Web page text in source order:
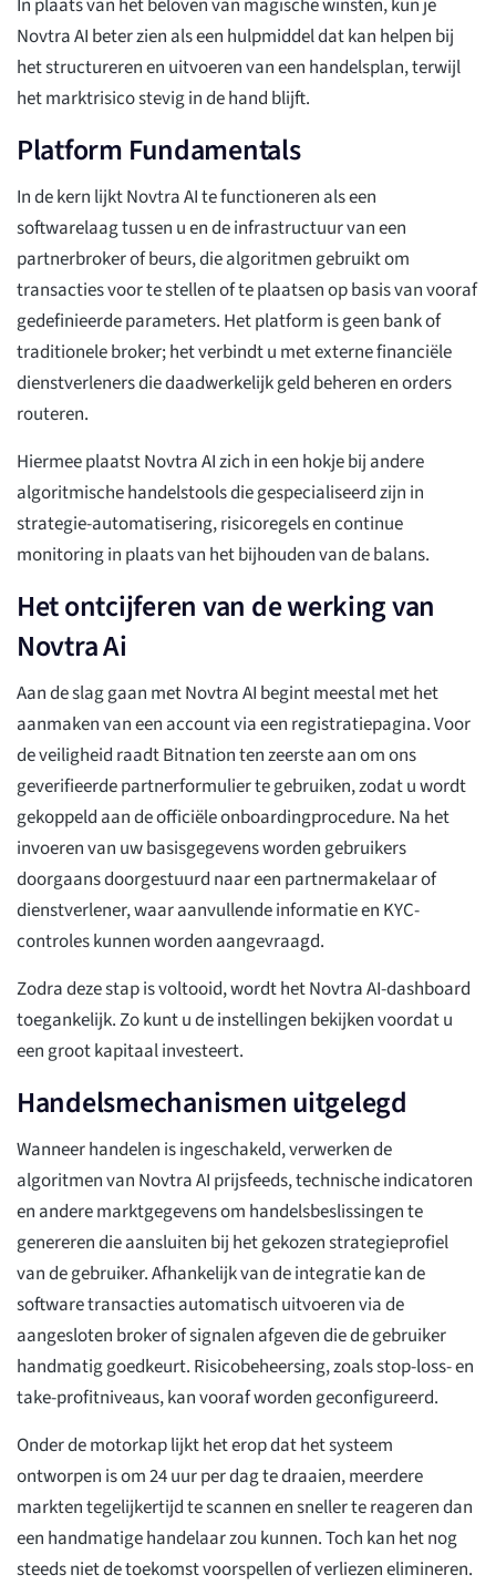
In plaats van het beloven van magische winsten, kun je
Novtra AI beter zien als een hulpmiddel dat kan helpen bij
het structureren en uitvoeren van een handelsplan, terwijl
het marktrisico stevig in de hand blijft.
Platform Fundamentals
In de kern lijkt Novtra AI te functioneren als een
softwarelaag tussen u en de infrastructuur van een
partnerbroker of beurs, die algoritmen gebruikt om
transacties voor te stellen of te plaatsen op basis van vooraf
gedefinieerde parameters. Het platform is geen bank of
traditionele broker; het verbindt u met externe financiële
dienstverleners die daadwerkelijk geld beheren en orders
routeren.
Hiermee plaatst Novtra AI zich in een hokje bij andere
algoritmische handelstools die gespecialiseerd zijn in
strategie-automatisering, risicoregels en continue
monitoring in plaats van het bijhouden van de balans.
Het ontcijferen van de werking van
Novtra Ai
Aan de slag gaan met Novtra AI begint meestal met het
aanmaken van een account via een registratiepagina. Voor
de veiligheid raadt Bitnation ten zeerste aan om ons
geverifieerde partnerformulier te gebruiken, zodat u wordt
gekoppeld aan de officiële onboardingprocedure. Na het
invoeren van uw basisgegevens worden gebruikers
doorgaans doorgestuurd naar een partnermakelaar of
dienstverlener, waar aanvullende informatie en KYC-
controles kunnen worden aangevraagd.
Zodra deze stap is voltooid, wordt het Novtra AI-dashboard
toegankelijk. Zo kunt u de instellingen bekijken voordat u
een groot kapitaal investeert.
Handelsmechanismen uitgelegd
Wanneer handelen is ingeschakeld, verwerken de
algoritmen van Novtra AI prijsfeeds, technische indicatoren
en andere marktgegevens om handelsbeslissingen te
genereren die aansluiten bij het gekozen strategieprofiel
van de gebruiker. Afhankelijk van de integratie kan de
software transacties automatisch uitvoeren via de
aangesloten broker of signalen afgeven die de gebruiker
handmatig goedkeurt. Risicobeheersing, zoals stop-loss- en
take-profitniveaus, kan vooraf worden geconfigureerd.
Onder de motorkap lijkt het erop dat het systeem
ontworpen is om 24 uur per dag te draaien, meerdere
markten tegelijkertijd te scannen en sneller te reageren dan
een handmatige handelaar zou kunnen. Toch kan het nog
steeds niet de toekomst voorspellen of verliezen elimineren.